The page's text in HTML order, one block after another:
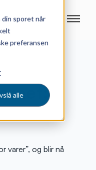
din sporet når
preferansen
alle
varer”, og blir nå